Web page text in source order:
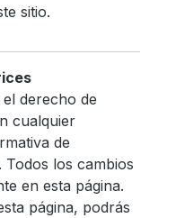
sitio.
derecho de
cualquier
de
los cambios
en esta página.
página, podrás